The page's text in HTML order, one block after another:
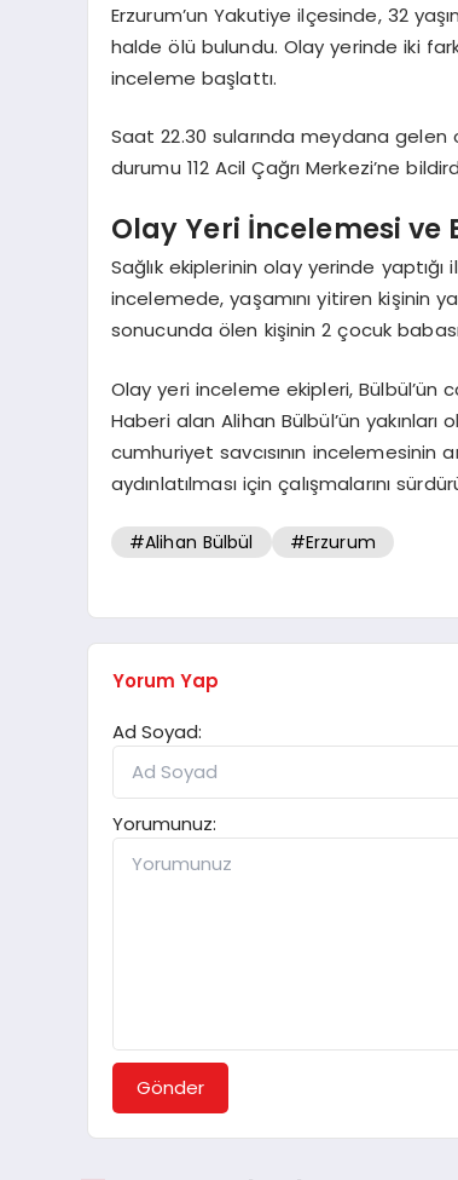
Erzurum’un Yakutiye ilçesinde, 32
halde ölü bulundu. Olay yerinde iki
inceleme başlattı.
Saat 22.30 sularında meydana
durumu 112 Acil Çağrı Merkezi’ne
Olay Yeri İncelemesi ve
Sağlık ekiplerinin olay yerinde
incelemede, yaşamını yitiren kişinin
sonucunda ölen kişinin 2 çocuk
Olay yeri inceleme ekipleri, Bülbül’ün
Haberi alan Alihan Bülbül’ün
cumhuriyet savcısının incelemesinin
aydınlatılması için çalışmalarını
#Alihan Bülbül #Erzurum
Yorum Yap
Ad Soyad:
Yorumunuz:
Gönder